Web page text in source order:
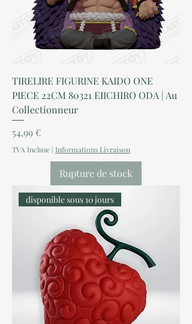
TIRELIRE FIGURINE KAIDO ONE
PIECE 22CM 80321 EIICHIRO ODA | Au
Collectionneur
Prix
54,99 €
TVA Incluse | Informations Livraison
Rupture de stock
disponible sous 10 jours